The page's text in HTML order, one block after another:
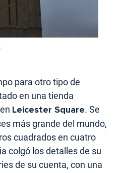
para otro tipo de
en una tienda
Leicester Square. Se
más grande del mundo,
cuadrados en cuatro
colgó los detalles de su
de su cuenta, con una